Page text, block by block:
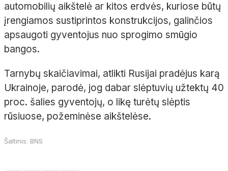
automobilių aikštelė ar kitos erdvės, kuriose būtų
įrengiamos sustiprintos konstrukcijos, galinčios
apsaugoti gyventojus nuo sprogimo smūgio
bangos.
Tarnybų skaičiavimai, atlikti Rusijai pradėjus karą
Ukrainoje, parodė, jog dabar slėptuvių užtektų 40
proc. šalies gyventojų, o likę turėtų slėptis
rūsiuose, požeminėse aikštelėse.
Šaltinis: BNS